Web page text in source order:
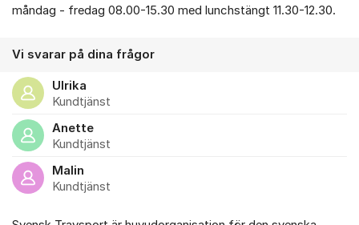
måndag - fredag 08.00-15.30 med lunchstängt 11.30-12.30.
Vi svarar på dina frågor
Ulrika
Kundtjänst
Anette
Kundtjänst
Malin
Kundtjänst